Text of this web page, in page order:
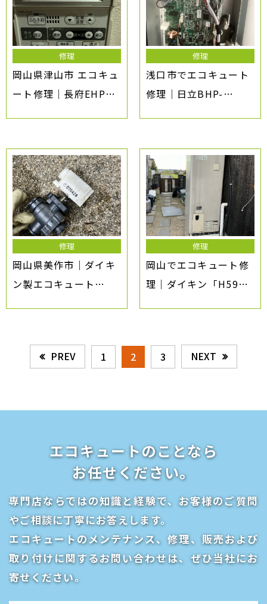
修理
岡山県津山市 エコキュ
ート修理｜長府EHPE-
修理
浅口市でエコキュート
修理｜日立BHP-
沸かない
修理
岡山県美作市｜ダイキ
ン製エコキュート
修理事例
修理
岡山でエコキュート修
理｜ダイキン「H59／
PREV 1 2 3 NEXT
エコキュートのことなら
​​​​​​​お任せください。
専門店ならではの知識と経験で、お客様のご質問
やご相談に丁寧にお答えします。
エコキュートのメンテナンス、修理、販売および
取り付けに関するお問い合わせは、 ​​​​​​​ぜひ当社にお
寄せください。